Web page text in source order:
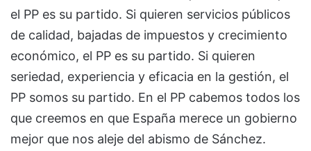
el PP es su partido. Si quieren servicios públicos
de calidad, bajadas de impuestos y crecimiento
económico, el PP es su partido. Si quieren
seriedad, experiencia y eficacia en la gestión, el
PP somos su partido. En el PP cabemos todos los
que creemos en que España merece un gobierno
mejor que nos aleje del abismo de Sánchez.